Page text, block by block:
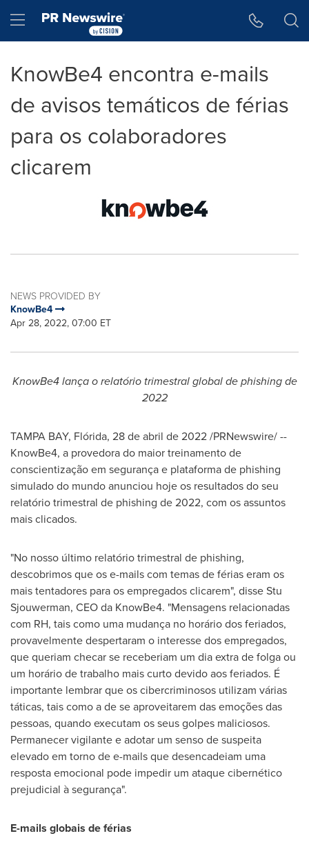
Hamburger menu
KnowBe4 encontra e-mails
de avisos temáticos de férias
para os colaboradores
clicarem
NEWS PROVIDED BY
KnowBe4
Apr 28, 2022, 07:00 ET
KnowBe4 lança o relatório trimestral global de phishing de
2022
TAMPA BAY, Flórida, 28 de abril de 2022/PRNewswire/ --
KnowBe4, a provedora do maior treinamento de
conscientização em segurança e plataforma de phishing
simulado do mundo anunciou hoje os resultados do seu
relatório trimestral de phishing de 2022, com os assuntos
mais clicados.
"No nosso último relatório trimestral de phishing,
descobrimos que os e-mails com temas de férias eram os
mais tentadores para os empregados clicarem", disseStu
Sjouwerman, CEO da KnowBe4. "Mensagens relacionadas
com RH, tais como uma mudança no horário dos feriados,
provavelmente despertaram o interesse dos empregados,
que queriam checar se receberiam um dia extra de folga ou
um horário de trabalho mais curto devido aos feriados. É
importante lembrar que os cibercriminosos utilizam várias
táticas, tais como a de se aproveitarem das emoções das
pessoas, quando executam os seus golpes maliciosos.
Permanecer vigilante e adotar um senso de suspeita
elevado em torno de e-mails que desencadeiam uma
resposta emocional pode impedir um ataque cibernético
prejudicial à segurança".
E-mails globais de férias